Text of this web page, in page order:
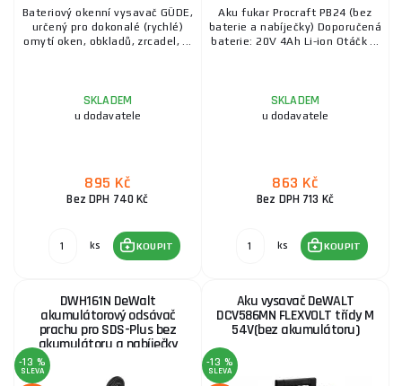
Bateriový okenní vysavač GÜDE,
určený pro dokonalé (rychlé)
omytí oken, obkladů, zrcadel, ...
SKLADEM
u dodavatele
895 Kč
Bez DPH 740 Kč
ks KOUPIT
Aku fukar Procraft PB24 (bez
baterie a nabíječky) Doporučená
baterie: 20V 4Ah Li-ion Otáčk ...
SKLADEM
u dodavatele
863 Kč
Bez DPH 713 Kč
ks KOUPIT
DWH161N DeWalt
akumulátorový odsávač
prachu pro SDS-Plus bez
akumulátoru a nabíječky
-13 %
SLEVA
Aku vysavač DeWALT
DCV586MN FLEXVOLT třídy M
54V(bez akumulátoru)
-13 %
SLEVA